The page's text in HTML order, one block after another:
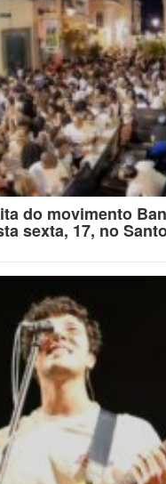
do movimento
sexta, 17, no